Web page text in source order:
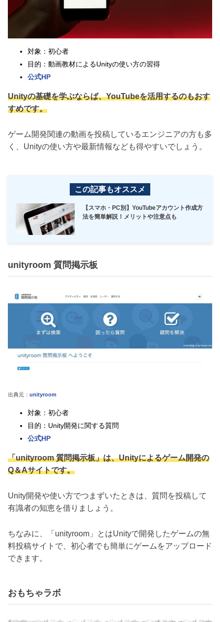
対象：初心者
目的：動画教材によるUnityの使い方の習得
公式HP
Unityの基礎を学ぶならば、YouTubeを活用するのもおす
すめです。
ゲーム開発関連の動画を投稿しているエンジニアの方も多
く、Unityの使い方や最新情報なども得やすいでしょう。
この記事もオススメ
【スマホ・PC別】YouTubeアカウント作成方
法を簡単解説！メリットや注意点も
unityroom 質問掲示板
出典元： unityroom
対象：初心者
目的：Unity開発に関する質問
公式HP
「unityroom 質問掲示板」は、Unityによるゲーム開発の
Q＆Aサイトです。
Unity開発や使い方でつまずいたときは、質問を投稿して
有識者の知恵を借りましょう。
ちなみに、「unityroom」とはUnityで開発したゲームの無
料投稿サイトで、初心者でも簡単にゲームをアップロード
できます。
おもちゃラボ